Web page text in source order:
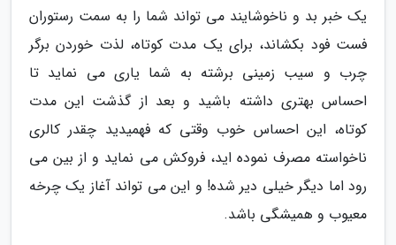
یک خبر بد و ناخوشایند می تواند شما را به سمت رستوران
فست فود بکشاند، برای یک مدت کوتاه، لذت خوردن برگر
چرب و سیب زمینی برشته به شما یاری می نماید تا
احساس بهتری داشته باشید و بعد از گذشت این مدت
کوتاه، این احساس خوب وقتی که فهمیدید چقدر کالری
ناخواسته مصرف نموده اید، فروکش می نماید و از بین می
رود اما دیگر خیلی دیر شده! و این می تواند آغاز یک چرخه
معیوب و همیشگی باشد.